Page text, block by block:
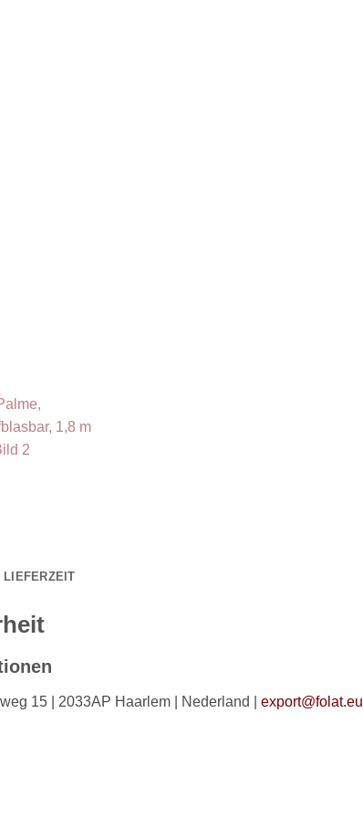
LIEFERZEIT
15 | 2033AP Haarlem | Nederland | export@folat.eu